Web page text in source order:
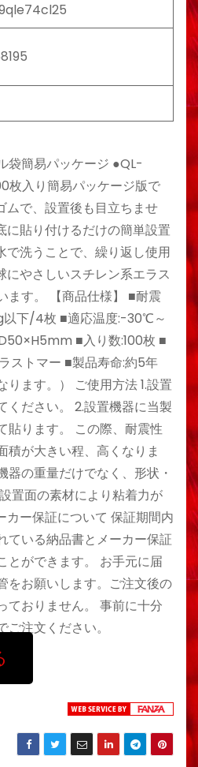
袋簡易パッケージ ●QL-
枚入り簡易パッケージ版で
ムで、設置後も目立ちませ
に貼り付けるだけの簡単設置
で洗うことで、繰り返し使用
やさしいスチレン系エラス
ます。 【商品仕様】 ■耐震
以下/4枚 ■適応温度:-30℃～
■入り数:100枚 ■
ストマー ■製品寿命:約5年
ります。） ご使用方法 1.設置
ください。 2.設置機器に当製
貼ります。 この際、耐震性
積が大きい程、高くなりま
器の重量だけでなく、形状・
置面の素材により粘着力が
カー保証について 保証期間内
ている納品書とメーカー保証
とができます。 お手元に届
をお願いします。ご注文後の
ておりません。 事前に十分
注文ください。